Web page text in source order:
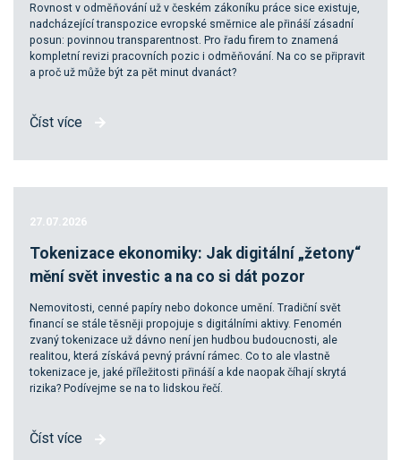
Rovnost v odměňování už v českém zákoníku práce sice existuje,
nadcházející transpozice evropské směrnice ale přináší zásadní
posun: povinnou transparentnost. Pro řadu firem to znamená
kompletní revizi pracovních pozic i odměňování. Na co se připravit
a proč už může být za pět minut dvanáct?
Číst více
27.07.2026
Tokenizace ekonomiky: Jak digitální „žetony“
mění svět investic a na co si dát pozor
Nemovitosti, cenné papíry nebo dokonce umění. Tradiční svět
financí se stále těsněji propojuje s digitálními aktivy. Fenomén
zvaný tokenizace už dávno není jen hudbou budoucnosti, ale
realitou, která získává pevný právní rámec. Co to ale vlastně
tokenizace je, jaké příležitosti přináší a kde naopak číhají skrytá
rizika? Podívejme se na to lidskou řečí.
Číst více